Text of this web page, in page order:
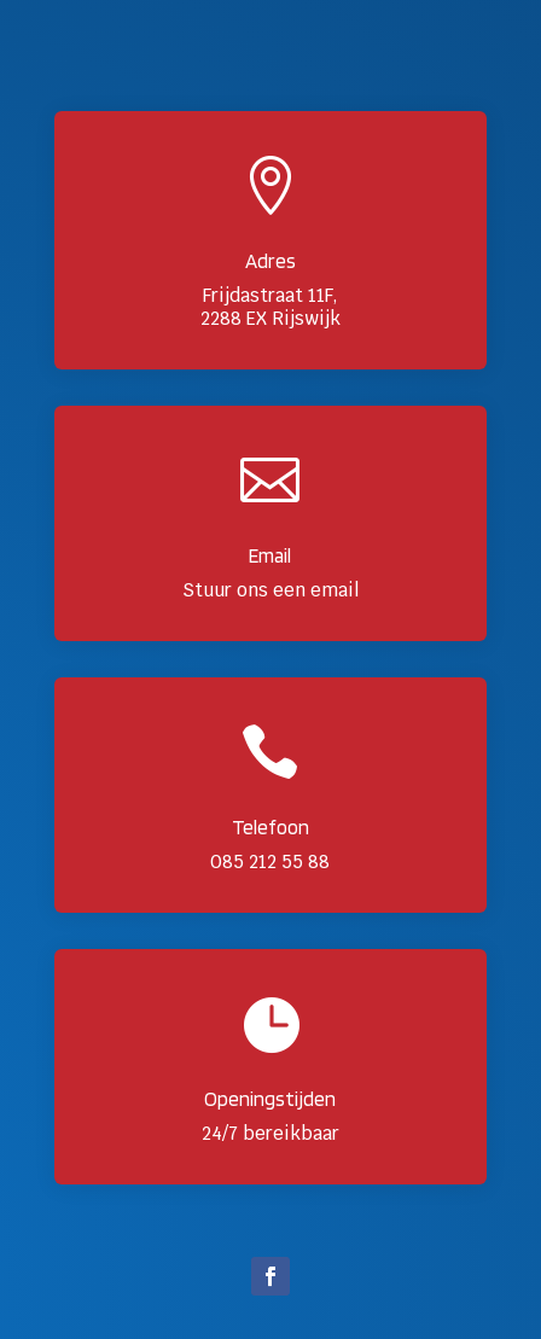

Adres
Frijdastraat 11F,
2288 EX Rijswijk

Email
Stuur ons een email

Telefoon
085 212 55 88

Openingstijden
24/7 bereikbaar